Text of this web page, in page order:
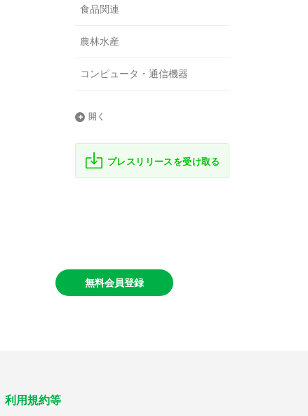
食品関連
農林水産
コンピュータ・通信機器
精密機器
国・自治体・公共機関
その他製造業
ï 開く
プレスリリースを受け取る
無料会員登録
利用規約等